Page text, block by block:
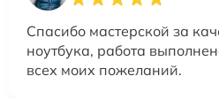
Спасибо мастерской за
ноутбука, работа
всех моих пожеланий.